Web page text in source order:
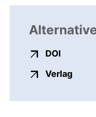
DOI
Verlag